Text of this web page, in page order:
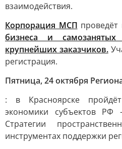
взаимодействия.
Корпорация МСП проведёт
бизнеса и
крупнейших заказчиков.
регистрация.
Пятница, 24 октября
: в Красноярске
экономики субъектов
Стратегии
инструментах поддержки